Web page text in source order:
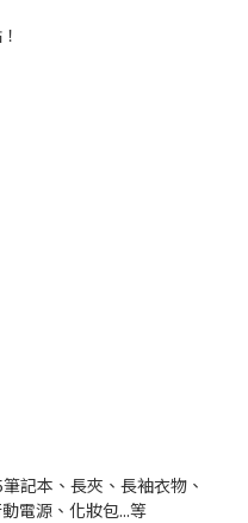
記本、長夾、長袖衣物、
電源、化妝包...等